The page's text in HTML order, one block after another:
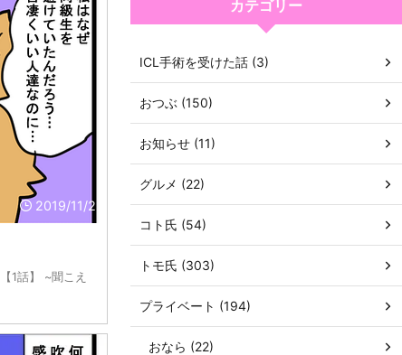
2019/11/2
1話】 ~聞こえ
カテゴリー
ICL手術を受けた話 (3)
おつぶ (150)
お知らせ (11)
グルメ (22)
コト氏 (54)
トモ氏 (303)
プライベート (194)
おなら (22)